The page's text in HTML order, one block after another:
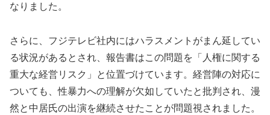
なりました。
さらに、フジテレビ社内にはハラスメントがまん延してい
る状況があるとされ、報告書はこの問題を「人権に関する
重大な経営リスク」と位置づけています。経営陣の対応に
ついても、性暴力への理解が欠如していたと批判され、漫
然と中居氏の出演を継続させたことが問題視されました。